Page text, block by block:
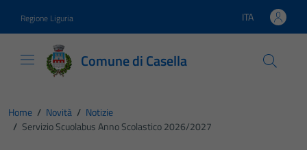
Regione Liguria Lingua attiva:
ITA
Comune di Casella
Home / Novità / Notizie
/ Servizio Scuolabus Anno Scolastico 2026/2027